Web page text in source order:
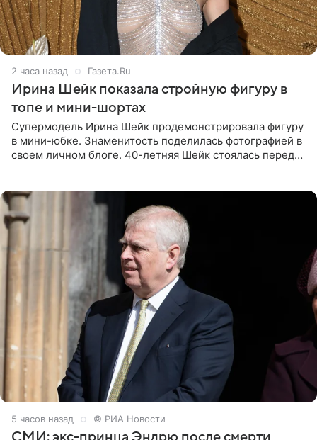
2 часа назад Газета.Ru
Ирина Шейк показала стройную фигуру в
топе и мини-шортах
Супермодель Ирина Шейк продемонстрировала фигуру
в мини-юбке. Знаменитость поделилась фотографией в
своем личном блоге. 40-летняя Шейк стоялась перед
5 часов назад © РИА Новости